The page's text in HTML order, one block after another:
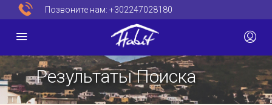
Позвоните нам: +302247028180
Результаты Поиска